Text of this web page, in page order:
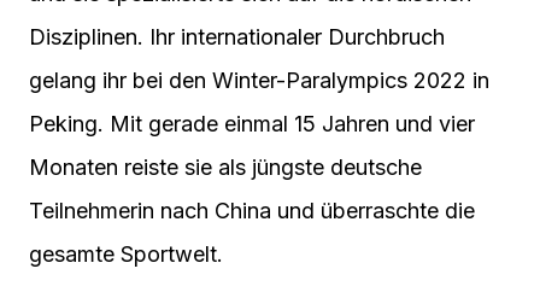
Disziplinen. Ihr internationaler Durchbruch
gelang ihr bei den Winter-Paralympics 2022 in
Peking. Mit gerade einmal 15 Jahren und vier
Monaten reiste sie als jüngste deutsche
Teilnehmerin nach China und überraschte die
gesamte Sportwelt.